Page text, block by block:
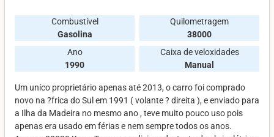
Combustível
Gasolina
Quilometragem
38000
Ano
1990
Caixa de veloxidades
Manual
Um uníco proprietário apenas até 2013, o carro foi comprado
novo na ?frica do Sul em 1991 ( volante ? direita ), e enviado para
a Ilha da Madeira no mesmo ano , teve muito pouco uso pois
apenas era usado em férias e nem sempre todos os anos.